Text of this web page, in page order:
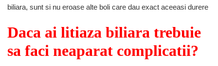
biliara, sunt si nu eroase alte boli care dau exact aceeasi durere
Daca ai litiaza biliara trebuie
sa faci neaparat complicatii?